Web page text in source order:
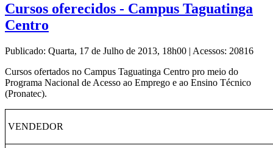
Cursos oferecidos - Campus Taguatinga
Centro
Publicado: Quarta, 17 de Julho de 2013, 18h00 | Acessos: 20816
Cursos ofertados no Campus Taguatinga Centro pro meio do
Programa Nacional de Acesso ao Emprego e ao Ensino Técnico
(Pronatec).
VENDEDOR